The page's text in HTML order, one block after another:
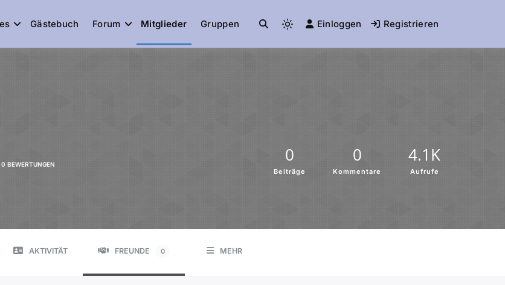
Gästebuch Forum Mitglieder Gruppen Einloggen Registrieren
0 BEWERTUNGEN 0
Beiträge
0
Kommentare
4.1K
Aufrufe
AKTIVITÄT FREUNDE 0 MEHR